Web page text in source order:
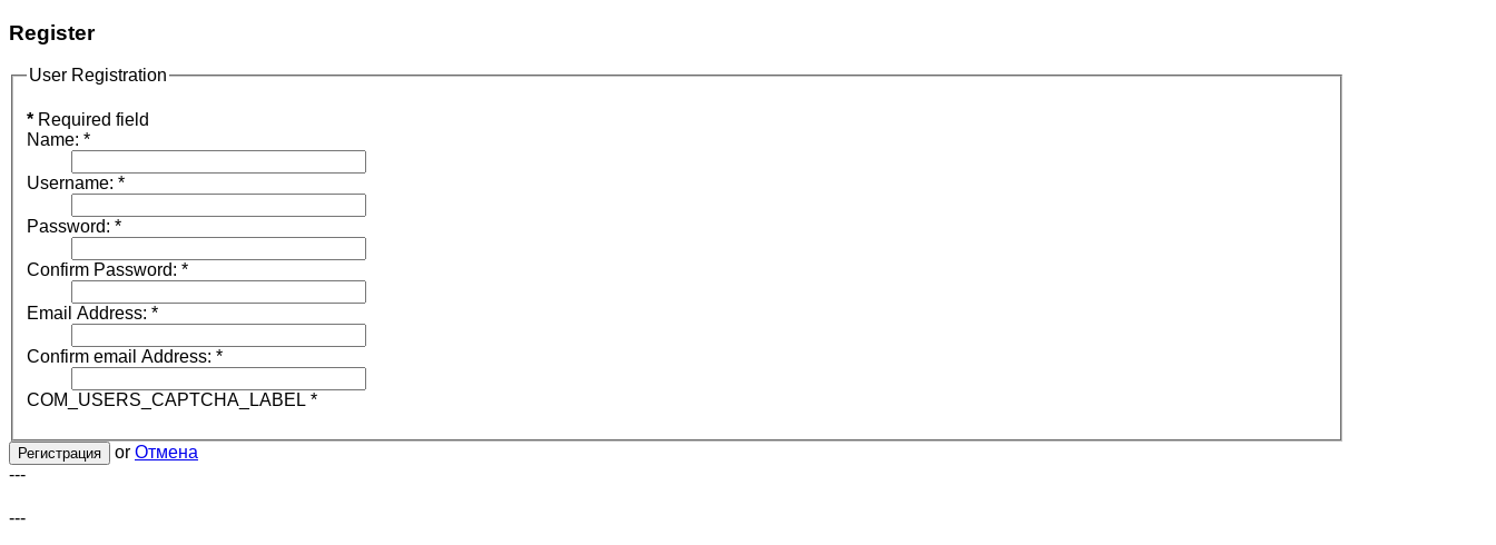
Register
User Registration
* Required field
Name: *
Username: *
Password: *
Confirm Password: *
Email Address: *
Confirm email Address: *
COM_USERS_CAPTCHA_LABEL *
Регистрация or Отмена
---
---